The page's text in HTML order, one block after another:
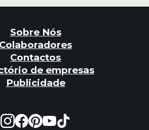
Sobre Nós
Colaboradores
Contactos
de empresas
Publicidade